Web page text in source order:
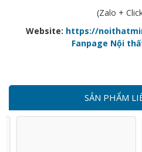
(Zalo +
Website: https://
Fanpage Nội
SẢN PHẨM